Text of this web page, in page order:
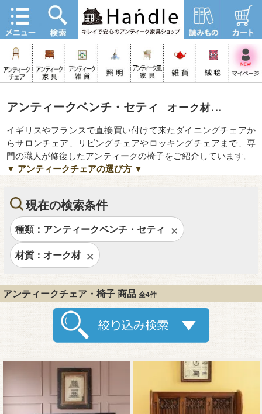
アンティークベンチ・セティ オーク材...
イギリスやフランスで直接買い付けて来たダイニングチェアか
らサロンチェア、リビングチェアやロッキングチェアまで、専
門の職人が修復したアンティークの椅子をご紹介しています。
▼ アンティークチェアの選び方 ▼
現在の検索条件
種類：アンティークベンチ・セティ
材質：オーク材
アンティークチェア・椅子 商品 全4件